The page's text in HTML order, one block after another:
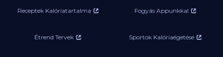
Receptek Kalóriatartalma Fogyás Appunkkal
Étrend Tervek Sportok Kalóriaégetése